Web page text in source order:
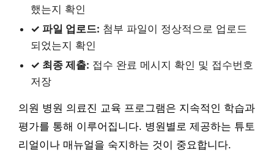
했는지 확인
✓ 파일 업로드: 첨부 파일이 정상적으로 업로드
되었는지 확인
✓ 최종 제출: 접수 완료 메시지 확인 및 접수번호
저장
의원 병원 의료진 교육 프로그램은 지속적인 학습과
평가를 통해 이루어집니다. 병원별로 제공하는 튜토
리얼이나 매뉴얼을 숙지하는 것이 중요합니다.